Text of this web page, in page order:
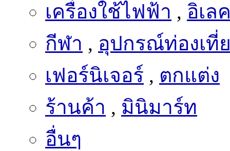
เครื่องใช้ไฟฟ้า , อิเล
กีฬา , อุปกรณ์ท่องเที่
เฟอร์นิเจอร์ , ตกแต่ง
ร้านค้า , มินิมาร์ท
อื่นๆ